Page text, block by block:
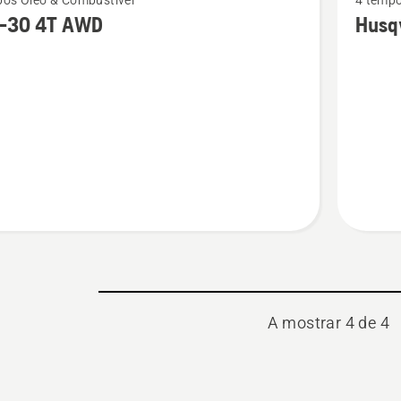
30 4T AWD
mais
detalhes
A mostrar 4 de 4